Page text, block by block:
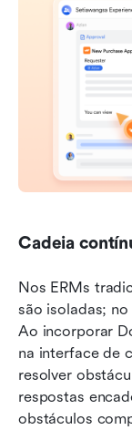
Cadeia
Nos ERMs
são isoladas;
Ao incorporar
na interface de
resolver
respostas
obstáculos